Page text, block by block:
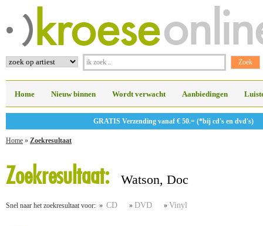
Home Nieuw binnen Wordt verwacht Aanbiedingen
GRATIS Verzending vanaf € 50.= (*bij cd's en dvd's)
Home » Zoekresultaat
Zoekresultaat: Watson, Doc
Snel naar het zoekresultaat voor: » CD » DVD » Vinyl